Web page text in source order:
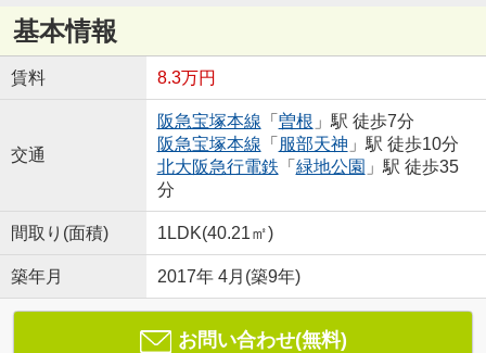
基本情報
賃料 8.3万円
交通
阪急宝塚本線 「 曽根 」駅 徒歩7分
阪急宝塚本線 「 服部天神 」駅 徒歩10分
北大阪急行電鉄 「 緑地公園 」駅 徒歩35
分
間取り(面積) 1LDK(40.21㎡)
築年月 2017年 4月(築9年)
お問い合わせ(無料)